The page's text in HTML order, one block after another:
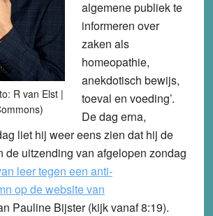
R van Elst |
algemene publiek te
informeren over
zaken als
homeopathie,
anekdotisch bewijs,
toeval en voeding’.
De dag erna,
liet hij weer eens zien dat hij de
de uitzending van afgelopen zondag
leer tegen een anti-
op de website van
Pauline Bijster (kijk vanaf 8:19).